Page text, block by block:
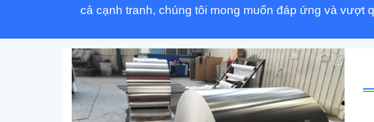
cả cạnh tranh, chúng tôi mong muốn đáp ứng và vượt